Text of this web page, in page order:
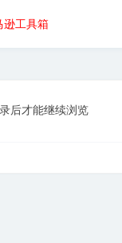
逊工具箱
后才能继续浏览